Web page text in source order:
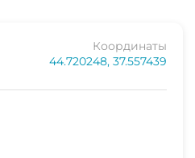
Координаты
44.720248, 37.557439